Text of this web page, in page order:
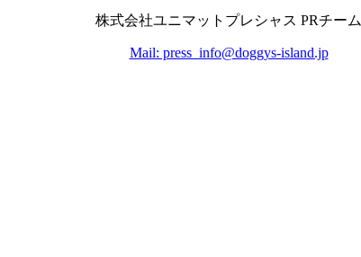
株式会社ユニマットプレシャス PRチーム
Mail: press_info@doggys-island.jp